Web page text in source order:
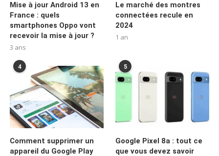
Mise à jour Android 13 en
France : quels
smartphones Oppo vont
recevoir la mise à jour ?
3 ans
Le marché des montres
connectées recule en
2024
1 an
4
Comment supprimer un
appareil du Google Play
5
Google Pixel 8a : tout ce
que vous devez savoir